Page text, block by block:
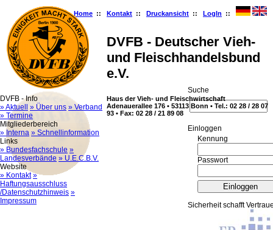
Home :: Kontakt :: Druckansicht :: LogIn ::
DVFB - Deutscher Vieh-
und Fleischhandelsbund
e.V.
Haus der Vieh- und Fleischwirtschaft
Adenauerallee 176 • 53113 Bonn • Tel.: 02 28 / 28 07
93 • Fax: 02 28 / 21 89 08
DVFB - Info
» Aktuell
» Über uns » Verband
» Termine
Mitgliederbereich
» Interna » Schnellinformation
Links
» Bundesfachschule »
Landesverbände » U.E.C.B.V.
Website
» Kontakt »
Haftungsausschluss
/Datenschutzhinweis »
Impressum
Suche
Ein­log­gen
Kennung
Passwort
Sicherheit schafft